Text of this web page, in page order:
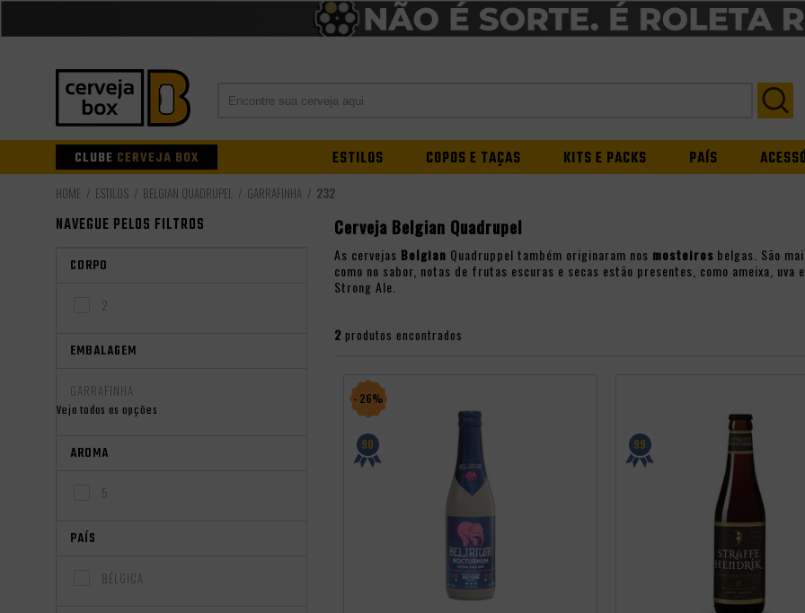
CLUBE CERVEJA BOX ESTILOS COPOS E TAÇAS KITS E PACKS PAÍS
ESTILOS BELGIAN QUADRUPEL GARRAFINHA 232
NAVEGUE PELOS FILTROS
CORPO
2
EMBALAGEM
GARRAFINHA
Veja todas as opções
AROMA
5
PAÍS
BÉLGICA
Cerveja Belgian Quadrupel
As cervejas Belgian Quadruppel também originaram nos mosteiros belgas. São
como no sabor, notas de frutas escuras e secas estão presentes, como ameixa,
Strong Ale.
2 produtos encontrados
- 26%
90 99